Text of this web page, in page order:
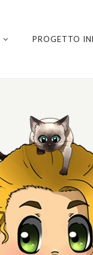
PROGETTO